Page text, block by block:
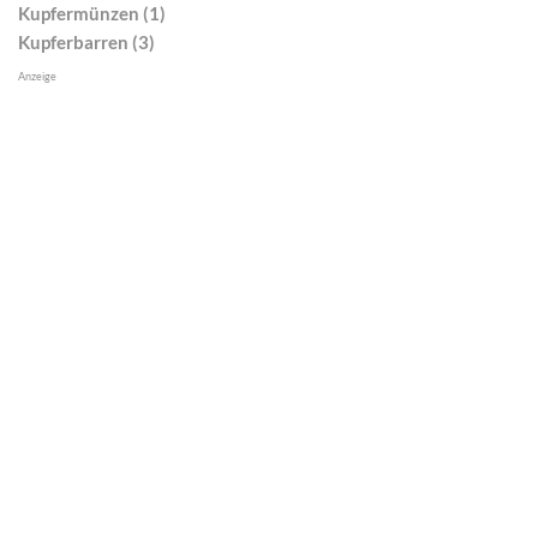
Kupfermünzen (1)
Kupferbarren (3)
Anzeige